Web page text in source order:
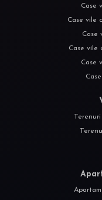
Case
Case vile
Case
Case vile
Case